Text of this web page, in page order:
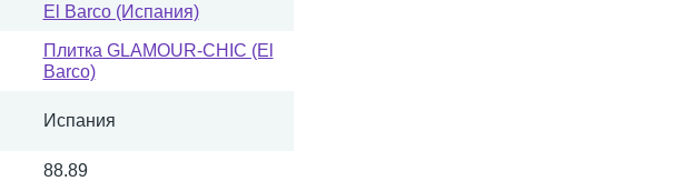
El Barco (Испания)
Плитка GLAMOUR-CHIC (El
Barco)
Испания
88.89